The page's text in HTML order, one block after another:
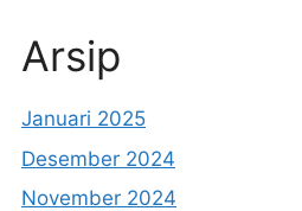
Arsip
Januari 2025
Desember 2024
November 2024